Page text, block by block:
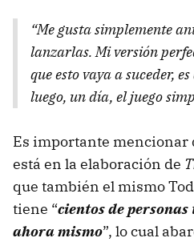
“Me gusta simplemente
lanzarlas. Mi versión
que esto vaya a suceder,
luego, un día, el juego
Es importante mencionar
está en la elaboración de
que también el mismo
tiene “cientos de
ahora mismo”, lo cual